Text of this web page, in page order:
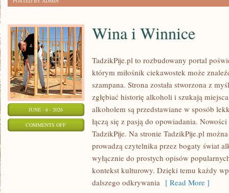
JUNE - 6 - 2026
COMMENTS OFFON
Wina i Winnice
TadzikPije.pl to rozbudowany portal
którym miłośnik ciekawostek może
szampana. Strona została stworzona z
zgłębiać historię alkoholi i szukają
alkoholem są przedstawiane w sposób
łączą się z pasją do opowiadania.
TadzikPije. Na stronie TadzikPije.pl
prowadzą czytelnika przez bogaty świat
wyłącznie do prostych opisów
kontekst kulturowy. Dzięki temu każdy
dalszego odkrywania [ Read More ]